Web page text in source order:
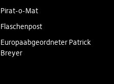
Pirat-o-Mat
Flaschenpost
Europaabgeordneter Patrick
Breyer